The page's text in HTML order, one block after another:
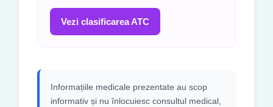
Vezi clasificarea ATC
Informațiile medicale prezentate au scop
informativ și nu înlocuiesc consultul medical,